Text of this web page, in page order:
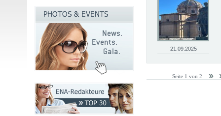
21.09.2025
Seite 1 von 2